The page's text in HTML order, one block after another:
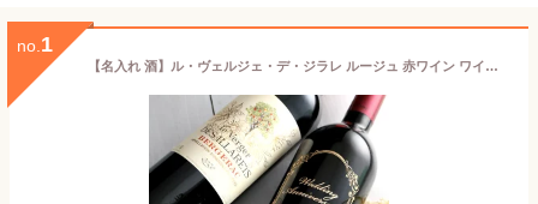
no. 1
【名入れ 酒】ル・ヴェルジェ・デ・ジラレ ルージュ 赤ワイン ワイン 750ml 名入れ 彫刻 酒 名前入り ギフト 彫刻 プレゼント 成人祝い 結婚記念 誕生日 出産祝い 男性 女性 贈り物 退職祝い 卒業祝い 結婚祝い お祝い 開店祝い あす楽対応